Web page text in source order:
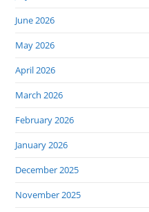
June 2026
May 2026
April 2026
March 2026
February 2026
January 2026
December 2025
November 2025